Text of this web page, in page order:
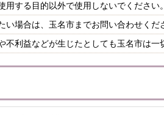
する目的以外で使用しないでください。
い場合は、玉名市までお問い合わせくだ
不利益などが生じたとしても玉名市は一